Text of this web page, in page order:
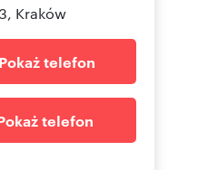
Kraków
Pokaż telefon
telefon